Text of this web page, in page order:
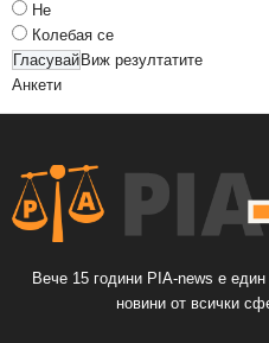
Не
Колебая се
Виж резултатите
Анкети
Вече 15 години PIA-news е
новини от всички